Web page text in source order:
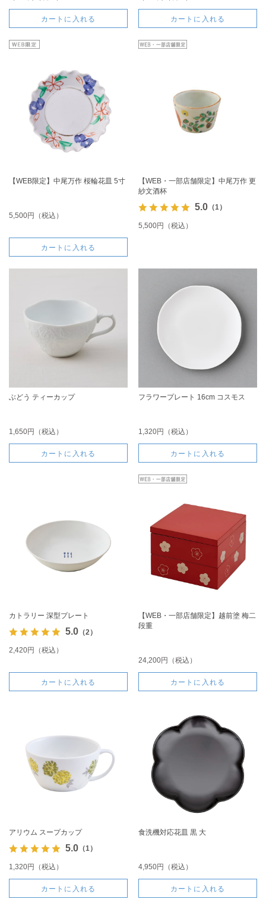
カートに入れる カートに入れる
【WEB限定】中尾万作 桜輪花皿 5寸
5,500円（税込）
カートに入れる
【WEB・一部店舗限定】中尾万作 更
紗文酒杯
5.0（1）
5,500円（税込）
ぶどう ティーカップ
1,650円（税込）
カートに入れる
フラワープレート 16cm コスモス
1,320円（税込）
カートに入れる
カトラリー 深型プレート
5.0（2）
2,420円（税込）
カートに入れる
【WEB・一部店舗限定】越前塗 梅二
段重
24,200円（税込）
カートに入れる
アリウム スープカップ
5.0（1）
1,320円（税込）
カートに入れる
食洗機対応花皿 黒 大
4,950円（税込）
カートに入れる